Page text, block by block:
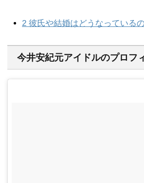
2 彼氏や結婚はどうなっている
今井安紀元アイドルのプロフ